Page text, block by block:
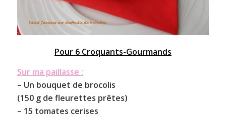
Pour 6 Croquants-Gourmands
Sur ma paillasse :
– Un bouquet de brocolis
(150 g de fleurettes prêtes)
– 15 tomates cerises